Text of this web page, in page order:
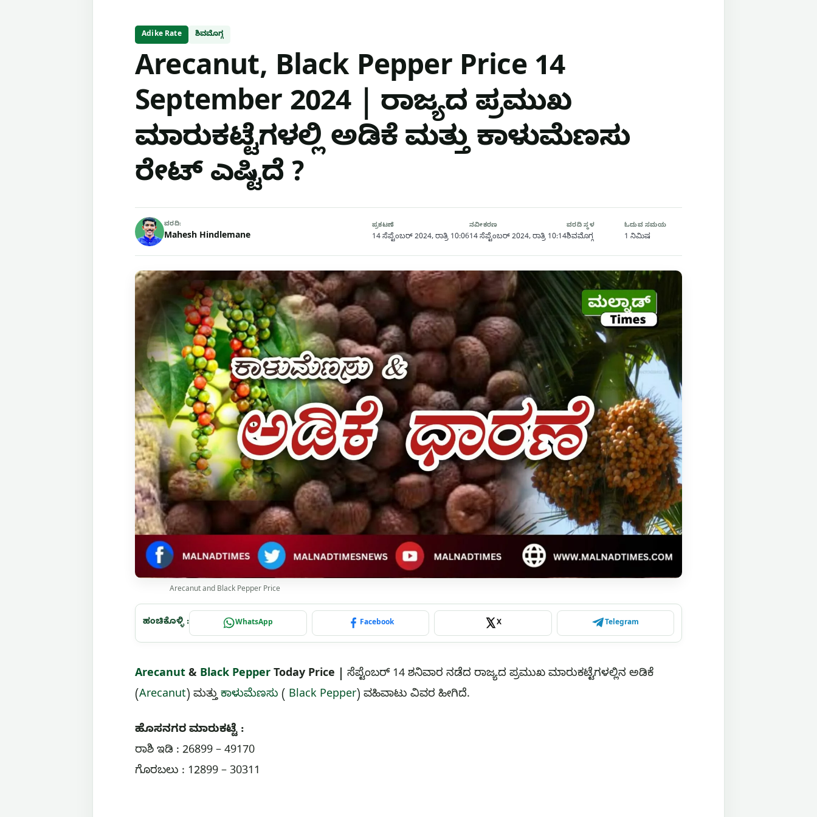
Adike Rate ಶಿವಮೊಗ್ಗ
Arecanut, Black Pepper Price 14
September 2024 | ರಾಜ್ಯದ ಪ್ರಮುಖ
ಮಾರುಕಟ್ಟೆಗಳಲ್ಲಿ ಅಡಿಕೆ ಮತ್ತು ಕಾಳುಮೆಣಸು
ರೇಟ್ ಎಷ್ಟಿದೆ ?
ವರದಿ:
Mahesh Hindlemane
ಪ್ರಕಟಣೆ
14 ಸೆಪ್ಟೆಂಬರ್ 2024, ರಾತ್ರಿ 10:06
ನವೀಕರಣ
14 ಸೆಪ್ಟೆಂಬರ್ 2024, ರಾತ್ರಿ 10:14
ವರದಿ ಸ್ಥಳ
ಶಿವಮೊಗ್ಗ
ಓದುವ ಸಮಯ
1 ನಿಮಿಷ
Arecanut and Black Pepper Price
ಹಂಚಿಕೊಳ್ಳಿ : WhatsApp Facebook X Telegram
Arecanut & Black Pepper Today Price |
ಸೆಪ್ಟೆಂಬರ್ 14 ಶನಿವಾರ ನಡೆದ ರಾಜ್ಯದ ಪ್ರಮುಖ ಮಾರುಕಟ್ಟೆಗಳಲ್ಲಿನ ಅಡಿಕೆ
(Arecanut) ಮತ್ತುಕಾಳುಮೆಣಸು ( Black Pepper) ವಹಿವಾಟು ವಿವರ ಹೀಗಿದೆ.
ಹೊಸನಗರ ಮಾರುಕಟ್ಟೆ :
ರಾಶಿ ಇಡಿ : 26899 – 49170
ಗೊರಬಲು : 12899 – 30311